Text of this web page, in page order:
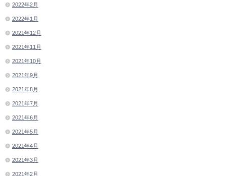
2022年2月
2022年1月
2021年12月
2021年11月
2021年10月
2021年9月
2021年8月
2021年7月
2021年6月
2021年5月
2021年4月
2021年3月
2021年2月